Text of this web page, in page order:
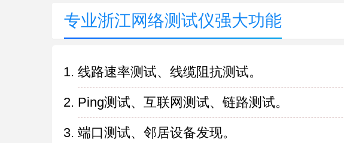
专业浙江网络测试仪强大功能
线路速率测试、线缆阻抗测试。
Ping测试、互联网测试、链路测试。
端口测试、邻居设备发现。